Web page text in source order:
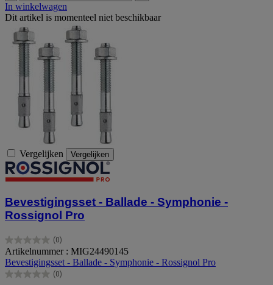
In winkelwagen
Dit artikel is momenteel niet beschikbaar
Vergelijken Vergelijken
Bevestigingsset - Ballade - Symphonie -
Rossignol Pro
(0)
0.0
van
de
5
Artikelnummer : MIG24490145
Bevestigingsset - Ballade - Symphonie - Rossignol Pro
(0)
0.0